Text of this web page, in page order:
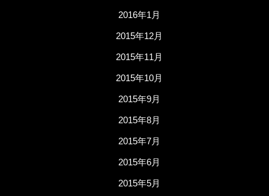
2016年1月
2015年12月
2015年11月
2015年10月
2015年9月
2015年8月
2015年7月
2015年6月
2015年5月